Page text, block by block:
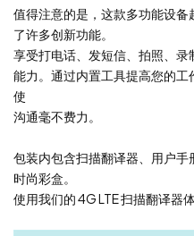
值得注意的是，这款多功能设
了许多创新功能。
享受打电话、发短信、拍照、
能力。通过内置工具提高您的工
使
沟通毫不费力。
包装内包含扫描翻译器、用户
时尚彩盒。
使用我们的 4G LTE 扫描翻译器